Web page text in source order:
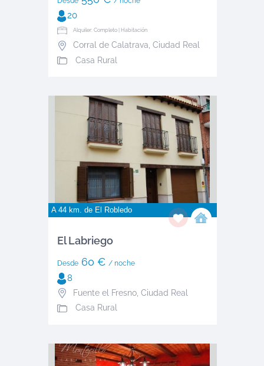
20
Alquiler: Completo | Habitación
Corral de Calatrava, Ciudad Real
Casa Rural
A 44 km. de El Robledo
El Labriego
Desde60 € / noche
8
Fuente el Fresno, Ciudad Real
Casa Rural